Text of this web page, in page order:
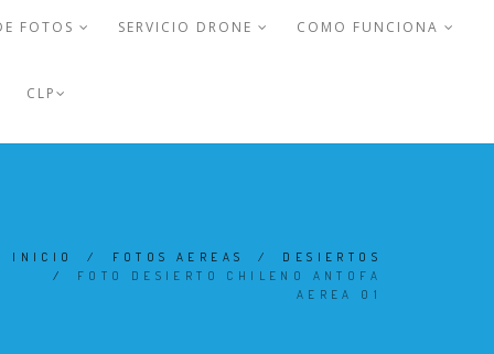
FOTOS SERVICIO DRONE COMO FUNCIONA
CLP
INICIO / FOTOS AEREAS / DESIERTOS
/ FOTO DESIERTO CHILENO ANTOFA
AEREA 01